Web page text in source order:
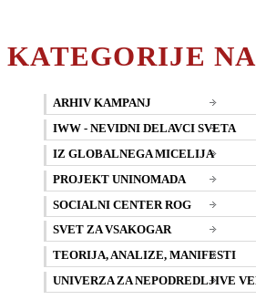
KATEGORIJE
ARHIV KAMPANJ
IWW - NEVIDNI DELAVCI SVETA
IZ GLOBALNEGA MICELIJA
PROJEKT UNINOMADA
SOCIALNI CENTER ROG
SVET ZA VSAKOGAR
TEORIJA, ANALIZE, MANIFESTI
UNIVERZA ZA NEPODREDLJIVE